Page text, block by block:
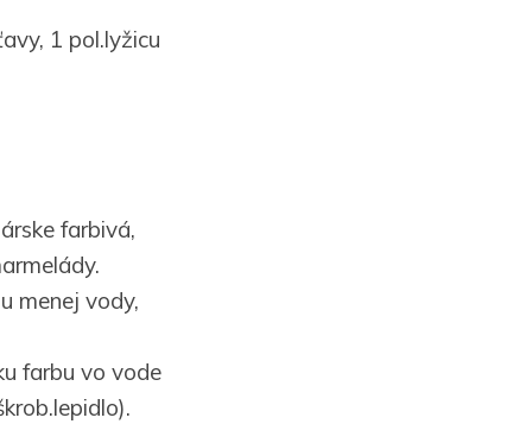
1 pol.lyžicu
farbivá,
menej vody,
farbu vo vode